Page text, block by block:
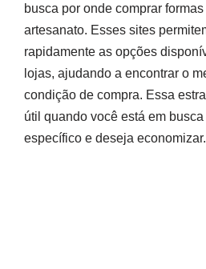
busca por onde comprar
artesanato. Esses sites
rapidamente as opções
lojas, ajudando a encontrar o
condição de compra. Essa
útil quando você está em
específico e deseja economizar.